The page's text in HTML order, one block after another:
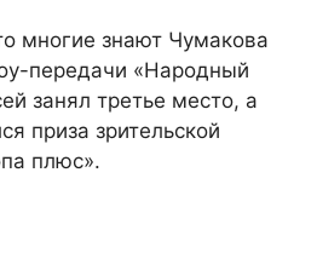
многие знают Чумакова
передачи «Народный
занял третье место, а
приза зрительской
плюс».